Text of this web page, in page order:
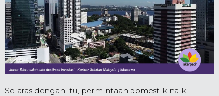
Selaras dengan itu, permintaan domestik naik